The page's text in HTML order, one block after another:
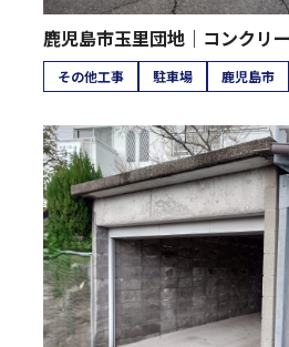
鹿児島市玉里団地｜コンクリ
その他工事 駐車場 鹿児島市